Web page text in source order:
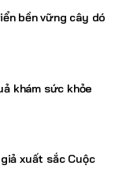
bền vững cây dó
khám sức khỏe
xuất sắc Cuộc